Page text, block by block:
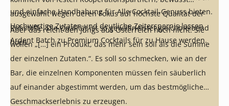
und einfache Handhabung für Alle Cocktail-Genuss bieten.
Hochwertige Zutaten und deutliche Zeitersparnis lassen
Ardent Batch zu Premium Cocktails für zu Hause werden.
ausgewählt wegen deren Fokus auf höchste Qualität der
Rohstoffe. Die Qualität ist so gewährleistet gleichbleibend
hoch.
Aber das reicht den Jungs aus Österreich noch nicht. Sie
wollen „[…] ein Produkt, das mehr sein soll als die Summe
der einzelnen Zutaten.“. Es soll so schmecken, wie an der
Bar, die einzelnen Komponenten müssen fein säuberlich
auf einander abgestimmt werden, um das bestmögliche
Geschmackserlebnis zu erzeugen.